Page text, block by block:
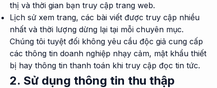
thị và thời gian bạn truy cập trang web.
Lịch sử xem trang, các bài viết được truy cập nhiều
nhất và thời lượng dừng lại tại mỗi chuyên mục.
Chúng tôi tuyệt đối không yêu cầu độc giả cung cấp
các thông tin doanh nghiệp nhạy cảm, mật khẩu thiết
bị hay thông tin thanh toán khi truy cập đọc tin tức.
2. Sử dụng thông tin thu thập